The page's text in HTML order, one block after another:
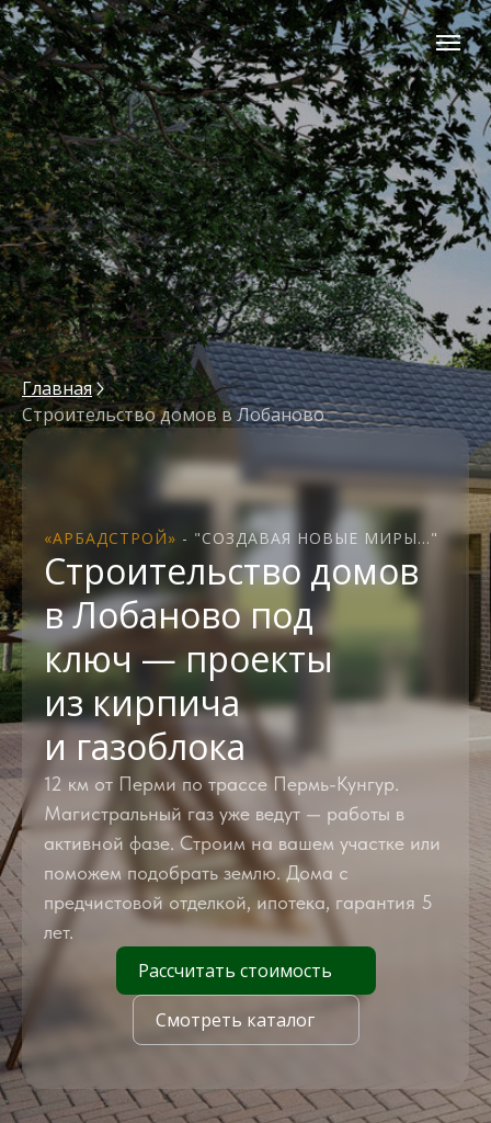
Главная
Строительство домов в Лобаново
«АРБАДСТРОЙ» - "СОЗДАВАЯ НОВЫЕ МИРЫ..."
Строительство домов
в Лобаново под
ключ — проекты
из кирпича
и газоблока
12 км от Перми по трассе Пермь-Кунгур.
Магистральный газ уже ведут — работы в
активной фазе. Строим на вашем участке или
поможем подобрать землю. Дома с
предчистовой отделкой, ипотека, гарантия 5
лет.
Рассчитать стоимость
Смотреть каталог